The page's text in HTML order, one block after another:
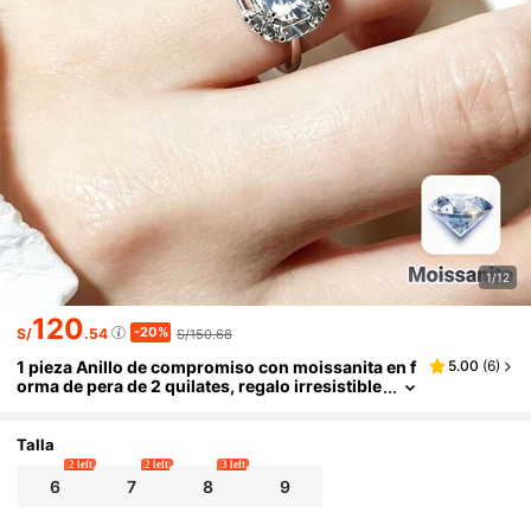
1/12
S/120.54 -20% S/150.68
1 pieza Anillo de compromiso con moissanita en f
orma de pera de 2 quilates, regalo irresistible
ccesorio para fiesta
5.00 (6)
Talla
6
2 left
7
2 left
8
3 left
9